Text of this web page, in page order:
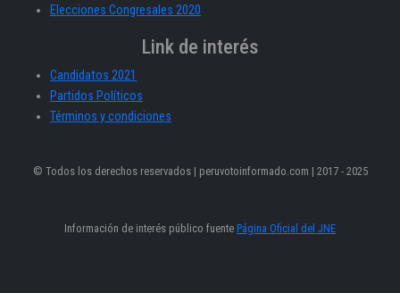
Elecciones Congresales 2020
Link de interés
Candidatos 2021
Partidos Políticos
Términos y condiciones
© Todos los derechos reservados | peruvotoinformado.com | 2017 - 2025
Información de interés público fuente Página Oficial del JNE